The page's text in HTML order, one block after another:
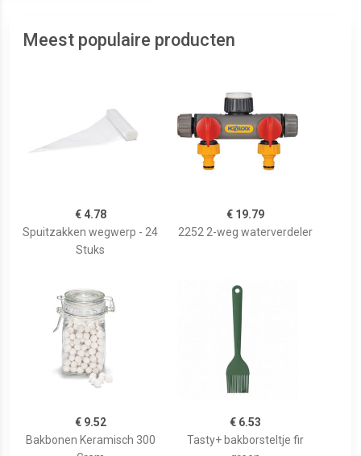
Meest populaire producten
€ 4.78
Spuitzakken wegwerp - 24
Stuks
€ 19.79
2252 2-weg waterverdeler
€ 9.52
Bakbonen Keramisch 300
€ 6.53
Tasty+ bakborsteltje fir